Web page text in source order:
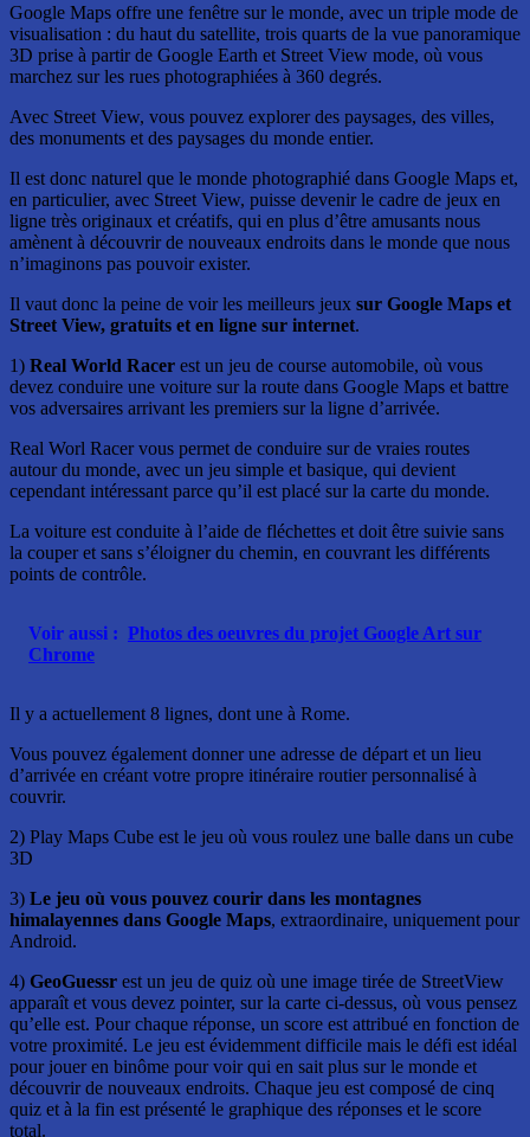
Google Maps offre une fenêtre sur le monde, avec un triple mode de
visualisation : du haut du satellite, trois quarts de la vue panoramique
3D prise à partir de Google Earth et Street View mode, où vous
marchez sur les rues photographiées à 360 degrés.
Avec Street View, vous pouvez explorer des paysages, des villes,
des monuments et des paysages du monde entier.
Il est donc naturel que le monde photographié dans Google Maps et,
en particulier, avec Street View, puisse devenir le cadre de jeux en
ligne très originaux et créatifs, qui en plus d’être amusants nous
amènent à découvrir de nouveaux endroits dans le monde que nous
n’imaginons pas pouvoir exister.
Il vaut donc la peine de voir les meilleurs jeux sur Google Maps et
Street View, gratuits et en ligne sur internet.
1) Real World Racer est un jeu de course automobile, où vous
devez conduire une voiture sur la route dans Google Maps et battre
vos adversaires arrivant les premiers sur la ligne d’arrivée.
Real Worl Racer vous permet de conduire sur de vraies routes
autour du monde, avec un jeu simple et basique, qui devient
cependant intéressant parce qu’il est placé sur la carte du monde.
La voiture est conduite à l’aide de fléchettes et doit être suivie sans
la couper et sans s’éloigner du chemin, en couvrant les différents
points de contrôle.
Voir aussi : Photos des oeuvres du projet Google Art sur
Chrome
Il y a actuellement 8 lignes, dont une à Rome.
Vous pouvez également donner une adresse de départ et un lieu
d’arrivée en créant votre propre itinéraire routier personnalisé à
couvrir.
2) Play Maps Cube est le jeu où vous roulez une balle dans un cube
3D
3) Le jeu où vous pouvez courir dans les montagnes
himalayennes dans Google Maps, extraordinaire, uniquement pour
Android.
4) GeoGuessr est un jeu de quiz où une image tirée de StreetView
apparaît et vous devez pointer, sur la carte ci-dessus, où vous pensez
qu’elle est. Pour chaque réponse, un score est attribué en fonction de
votre proximité. Le jeu est évidemment difficile mais le défi est idéal
pour jouer en binôme pour voir qui en sait plus sur le monde et
découvrir de nouveaux endroits. Chaque jeu est composé de cinq
quiz et à la fin est présenté le graphique des réponses et le score
total.